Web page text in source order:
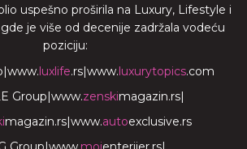
uspešno proširila na Luxury, Lifestyle i
je više od decenije zadržala vodeću
poziciju:
|www.luxlife.rs|www.luxurytopics.com
Group|www.zenskimagazin.rs|
magazin.rs|www.autoexclusive.rs